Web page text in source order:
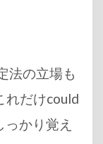
法の立場も
れだけcould
かり覚え